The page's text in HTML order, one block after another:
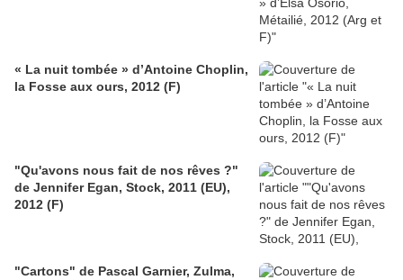
« La nuit tombée » d’Antoine Choplin,
la Fosse aux ours, 2012 (F)
"Qu'avons nous fait de nos rêves ?"
de Jennifer Egan, Stock, 2011 (EU),
2012 (F)
"Cartons" de Pascal Garnier, Zulma,